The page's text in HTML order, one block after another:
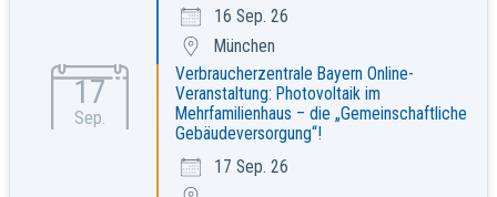
16 Sep. 26
München
17
Sep.
Verbraucherzentrale Bayern Online-
Veranstaltung: Photovoltaik im
Mehrfamilienhaus – die „Gemeinschaftliche
Gebäudeversorgung“!
17 Sep. 26